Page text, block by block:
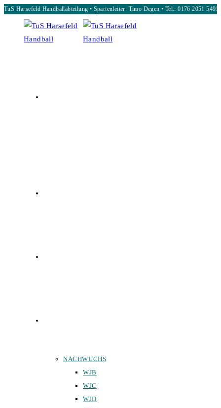
Zum
springen
TuS Harsefeld Handballabteilung • Spartenleiter: Timo Degen • Tel.: 0176 2051 5491
NACHWUCHS
WJB
WJC
WJD